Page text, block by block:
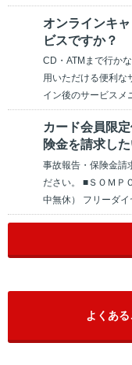
オンラインキ
ビスですか？
CD・ATMまで行か
用いただける便利な
イン後のサービスメ
カード会員限
険金を請求し
事故報告・保険金請
ださい。 ■ＳＯＭＰ
中無休） フリーダイ
よくあ